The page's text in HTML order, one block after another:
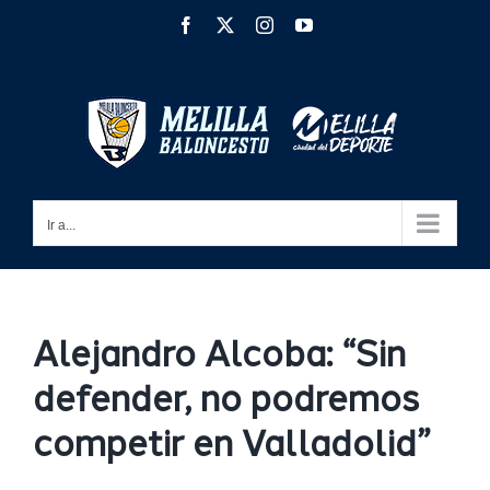
Facebook InstagramYouTube
Ir a...
Alejandro Alcoba: “Sin
defender, no podremos
competir en Valladolid”